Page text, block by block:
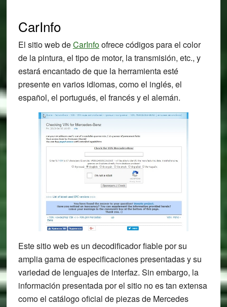
CarInfo
El sitio web deCarInfoofrece códigos para el color
de la pintura, el tipo de motor, la transmisión, etc., y
estará encantado de que la herramienta esté
presente en varios idiomas, como el inglés, el
español, el portugués, el francés y el alemán.
Este sitio web es un decodificador fiable por su
amplia gama de especificaciones presentadas y su
variedad de lenguajes de interfaz. Sin embargo, la
información presentada por el sitio no es tan extensa
como el catálogo oficial de piezas de Mercedes